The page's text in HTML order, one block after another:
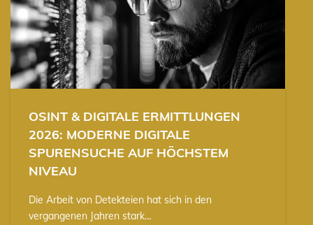
OSINT & DIGITALE ERMITTLUNGEN
2026: MODERNE DIGITALE
SPURENSUCHE AUF HÖCHSTEM
NIVEAU
Die Arbeit von Detekteien hat sich in den
vergangenen Jahren stark…